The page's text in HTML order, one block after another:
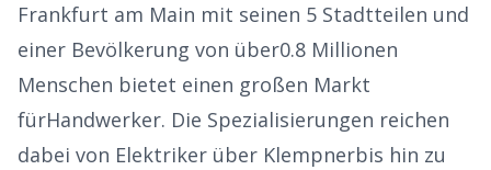
Frankfurt am Main mit seinen 5 Stadtteilen und
einer Bevölkerung von über0.8 Millionen
Menschen bietet einen großen Markt
fürHandwerker. Die Spezialisierungen reichen
dabei von Elektriker über Klempnerbis hin zu